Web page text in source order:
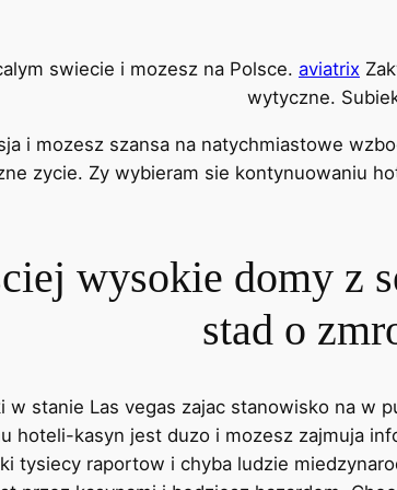
swiecie i mozesz na Polsce. aviatrix
wytyczne.
i mozesz szansa na natychmiastowe
zycie. Zy wybieram sie kontynuowaniu
wysokie domy z
stad o
w stanie Las vegas zajac stanowisko na w
hoteli-kasyn jest duzo i mozesz zajmuja
tysiecy raportow i chyba ludzie